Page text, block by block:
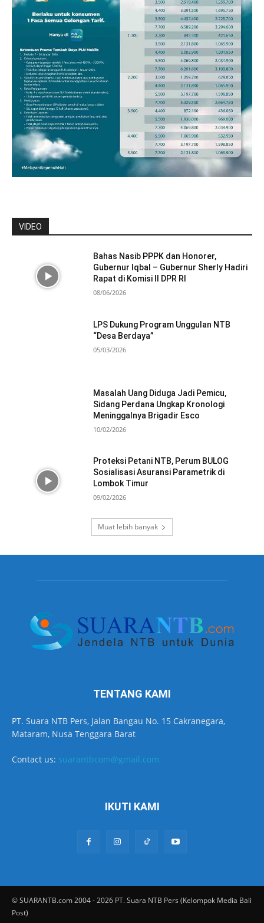
VIDEO
Bahas Nasib PPPK dan Honorer,
Gubernur Iqbal – Gubernur Sherly Hadiri
Rapat di Komisi II DPR RI
08/06/2026
LPS Dukung Program Unggulan NTB
“Desa Berdaya”
05/03/2026
Masalah Uang Diduga Jadi Pemicu,
Sidang Perdana Ungkap Kronologi
Meninggalnya Brigadir Esco
10/02/2026
Proteksi Petani NTB, Perum BULOG
Sosialisasi Asuransi Parametrik di
Lombok Timur
09/02/2026
Muat lebih banyak
TENTANG KAMI
PT. Suara NTB Pers, Jalan Bangau No. 15 Cakranegara,
Mataram, Nusa Tenggara Barat
Contact us: suarantbcom@gmail.com
IKUTI KAMI
© SUARANTB.com 2004 - 2026 PT. Suara NTB Pers (Kelompok Media Bali
Post)